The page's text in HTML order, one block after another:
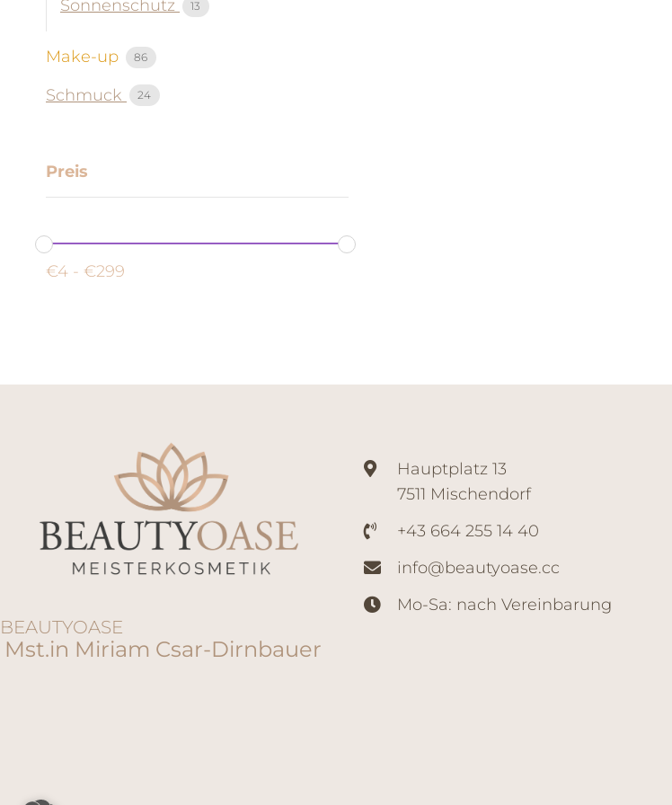
Sonnenschutz 13
Make-up 86
Schmuck 24
Preis
€4 - €299
BEAUTYOASE
Mst.in Miriam Csar-Dirnbauer
Hauptplatz 13
7511 Mischendorf
+43 664 255 14 40
info@beautyoase.cc
Mo-Sa: nach Vereinbarung